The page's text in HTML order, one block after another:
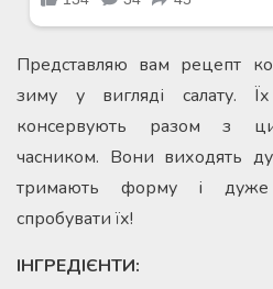
Представляю вам рецепт
зиму у вигляді салату.
консервують разом з
часником. Вони виходять
тримають форму і дуже
спробувати їх!
ІНГРЕДІЄНТИ: